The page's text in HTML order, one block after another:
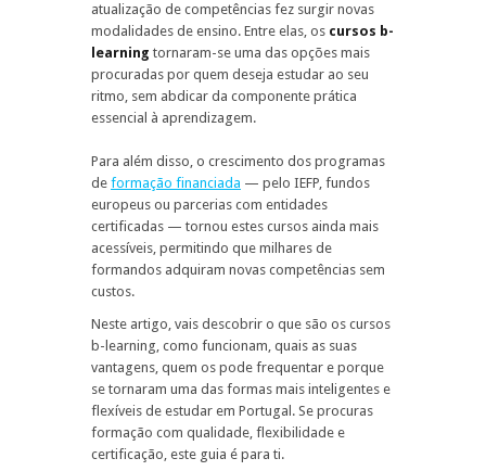
atualização de competências fez surgir novas
modalidades de ensino. Entre elas, os cursos b-
learning tornaram-se uma das opções mais
procuradas por quem deseja estudar ao seu
ritmo, sem abdicar da componente prática
essencial à aprendizagem.
Para além disso, o crescimento dos programas
de formação financiada — pelo IEFP, fundos
europeus ou parcerias com entidades
certificadas — tornou estes cursos ainda mais
acessíveis, permitindo que milhares de
formandos adquiram novas competências sem
custos.
Neste artigo, vais descobrir o que são os cursos
b-learning, como funcionam, quais as suas
vantagens, quem os pode frequentar e porque
se tornaram uma das formas mais inteligentes e
flexíveis de estudar em Portugal. Se procuras
formação com qualidade, flexibilidade e
certificação, este guia é para ti.